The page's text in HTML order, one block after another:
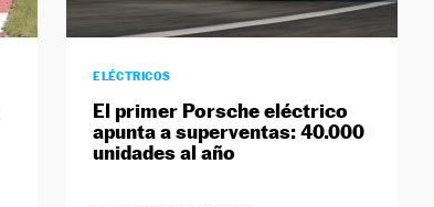
ELÉCTRICOS
El primer Porsche eléctrico
apunta a superventas: 40.000
unidades al año